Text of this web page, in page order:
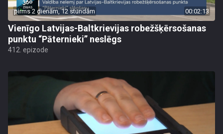
pirms 2 dienām, 12 stundām 00:02:13
Vienīgo Latvijas-Baltkrievijas robežšķērsošanas
punktu “Pāternieki” neslēgs
412. epizode